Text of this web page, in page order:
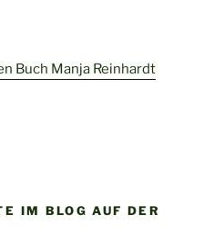
IM BLOG AUF DER